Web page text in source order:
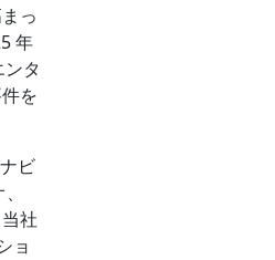
っ
年
タ
を
ビ
社
ョ